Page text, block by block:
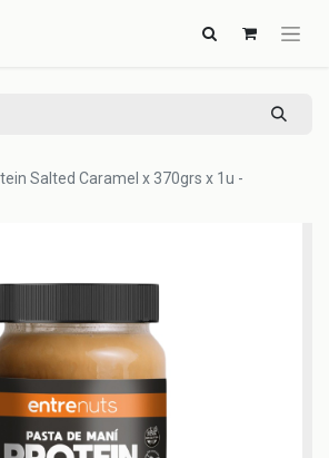
Salted Caramel x 370grs x 1u -